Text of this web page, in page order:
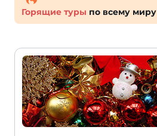
Горящие туры по всему миру